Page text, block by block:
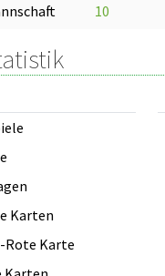
10
Karten
Rote Karte